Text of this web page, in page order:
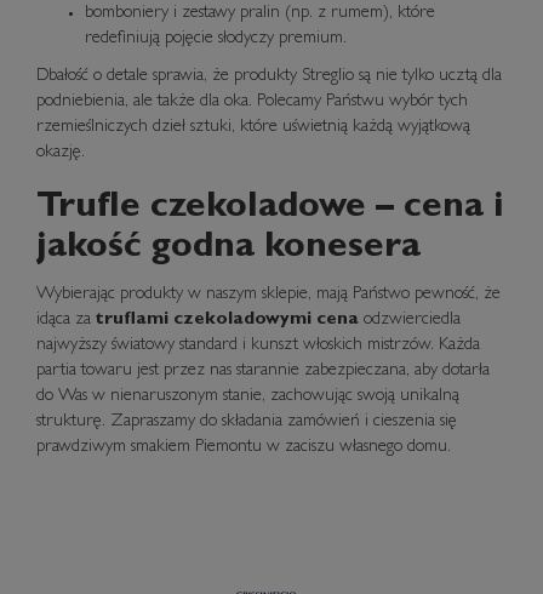
bomboniery i zestawy pralin (np. z rumem), które
redefiniują pojęcie słodyczy premium.
Dbałość o detale sprawia, że produkty Streglio są nie tylko ucztą dla
podniebienia, ale także dla oka. Polecamy Państwu wybór tych
rzemieślniczych dzieł sztuki, które uświetnią każdą wyjątkową
okazję.
Trufle czekoladowe – cena i
jakość godna konesera
Wybierając produkty w naszym sklepie, mają Państwo pewność, że
idąca za truflami czekoladowymi cena odzwierciedla
najwyższy światowy standard i kunszt włoskich mistrzów. Każda
partia towaru jest przez nas starannie zabezpieczana, aby dotarła
do Was w nienaruszonym stanie, zachowując swoją unikalną
strukturę. Zapraszamy do składania zamówień i cieszenia się
prawdziwym smakiem Piemontu w zaciszu własnego domu.